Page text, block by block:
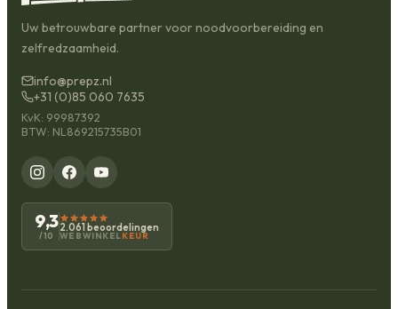
Uw betrouwbare partner voor noodvoorbereiding en
zelfredzaamheid.
info@prepz.nl
+31 (0)85 060 7635
KvK: 99987392
BTW: NL869215735B01
9,3
/10
2.061 beoordelingen
WEBWINKEL KEUR